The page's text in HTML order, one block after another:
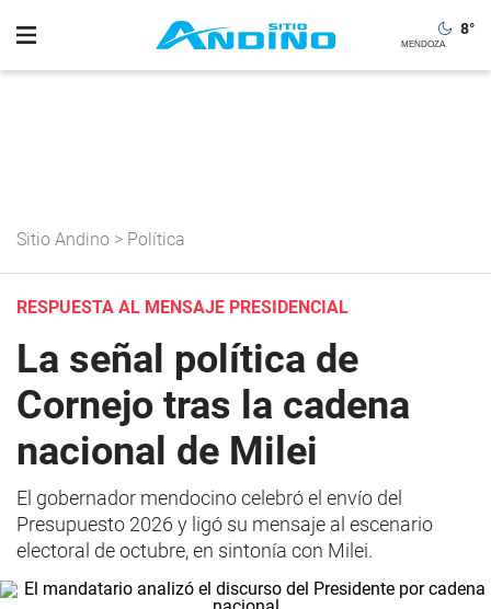
8°
Sitio Andino > Política
RESPUESTA AL MENSAJE PRESIDENCIAL
La señal política de
Cornejo tras la cadena
nacional de Milei
El gobernador mendocino celebró el envío del
Presupuesto 2026 y ligó su mensaje al escenario
electoral de octubre, en sintonía con Milei.